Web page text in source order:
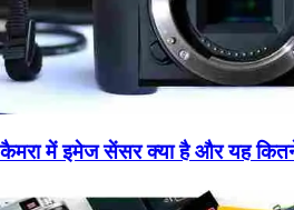
कैमरा में इमेज सेंसर क्या है और यह